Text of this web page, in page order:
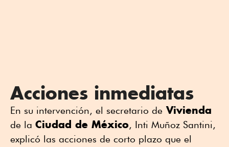
Acciones inmediatas
En su intervención, el secretario de Vivienda
de la Ciudad de México, Inti Muñoz Santini,
explicó las acciones de corto plazo que el